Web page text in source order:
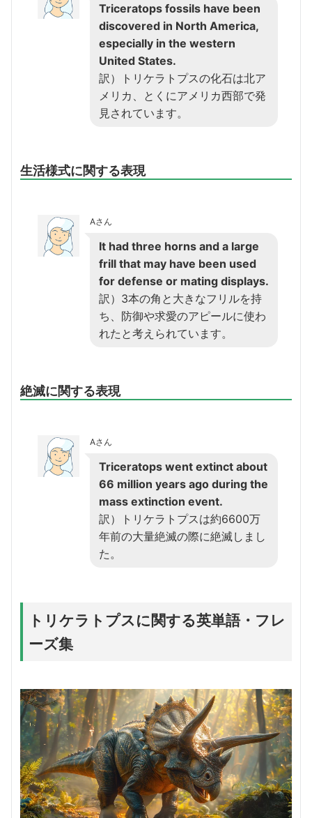
Triceratops fossils have been
discovered in North America,
especially in the western
United States.
訳）トリケラトプスの化石は北ア
メリカ、とくにアメリカ西部で発
見されています。
生活様式に関する表現
Aさん
It had three horns and a large
frill that may have been used
for defense or mating displays.
訳）3本の角と大きなフリルを持
ち、防御や求愛のアピールに使わ
れたと考えられています。
絶滅に関する表現
Aさん
Triceratops went extinct about
66 million years ago during the
mass extinction event.
訳）トリケラトプスは約6600万
年前の大量絶滅の際に絶滅しまし
た。
トリケラトプスに関する英単語・フレ
ーズ集